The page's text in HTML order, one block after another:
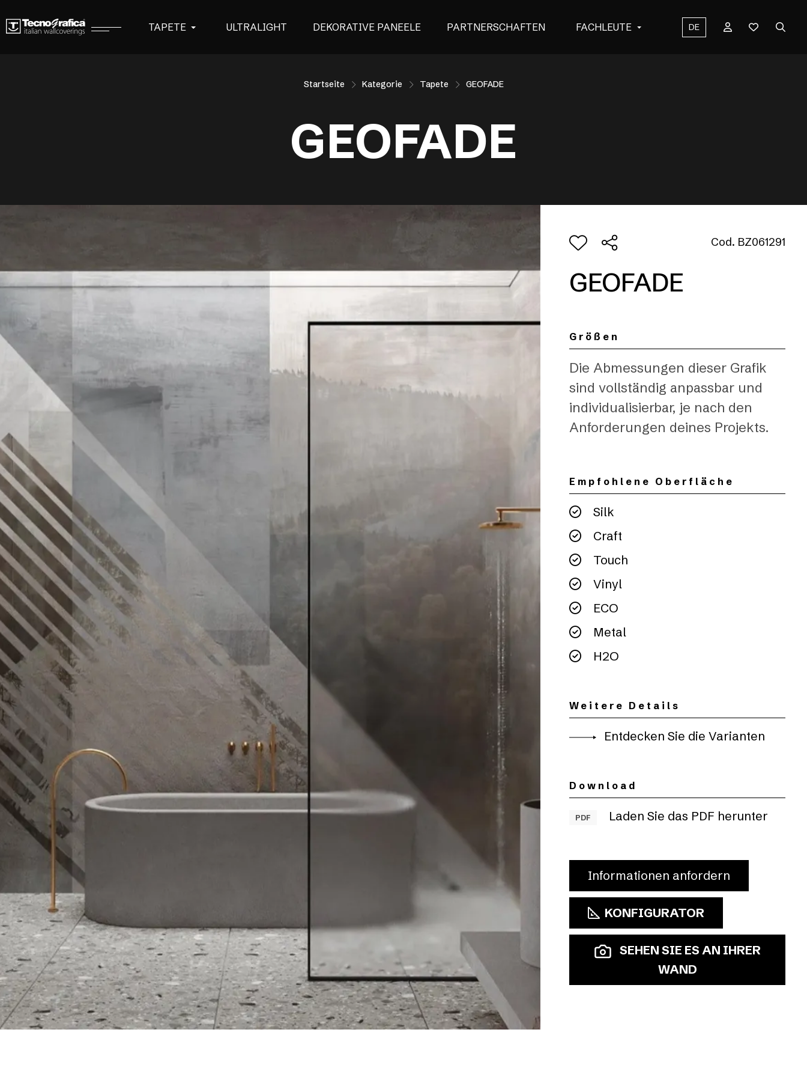
TAPETE ULTRALIGHT DEKORATIVE PANEELE PARTNERSCHAFTEN FACHLEUTE DE
Startseite Kategorie Tapete GEOFADE
GEOFADE
Cod. BZ061291
GEOFADE
Größen
Die Abmessungen dieser Grafik
sind vollständig anpassbar und
individualisierbar, je nach den
Anforderungen deines Projekts.
Empfohlene Oberfläche
Silk
Craft
Touch
Vinyl
ECO
Metal
H2O
Weitere Details
Entdecken Sie die Varianten
Download
PDF Laden Sie das PDF herunter
Informationen anfordern
KONFIGURATOR
SEHEN SIE ES AN IHRER
WAND